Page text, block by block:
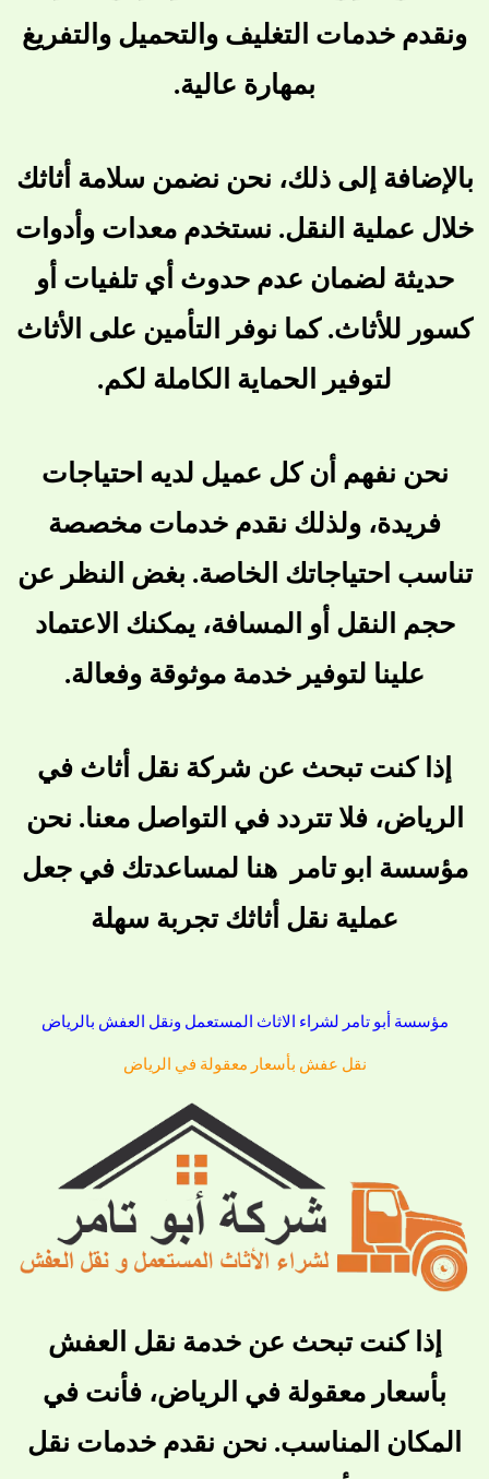
ونقدم خدمات التغليف والتحميل والتفريغ
بمهارة عالية.
بالإضافة إلى ذلك، نحن نضمن سلامة أثاثك
خلال عملية النقل. نستخدم معدات وأدوات
حديثة لضمان عدم حدوث أي تلفيات أو
كسور للأثاث. كما نوفر التأمين على الأثاث
لتوفير الحماية الكاملة لكم.
نحن نفهم أن كل عميل لديه احتياجات
فريدة، ولذلك نقدم خدمات مخصصة
تناسب احتياجاتك الخاصة. بغض النظر عن
حجم النقل أو المسافة، يمكنك الاعتماد
علينا لتوفير خدمة موثوقة وفعالة.
إذا كنت تبحث عن شركة نقل أثاث في
الرياض، فلا تتردد في التواصل معنا. نحن
مؤسسة ابو تامر هنا لمساعدتك في جعل
عملية نقل أثاثك تجربة سهلة
مؤسسة أبو تامر لشراء الاثاث المستعمل ونقل العفش بالرياض
نقل عفش بأسعار معقولة في الرياض
إذا كنت تبحث عن خدمة نقل العفش
بأسعار معقولة في الرياض، فأنت في
المكان المناسب. نحن نقدم خدمات نقل